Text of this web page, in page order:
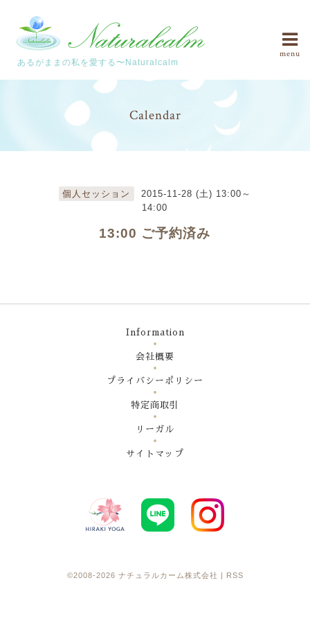
あるがままの私を愛する〜Naturalcalm
menu
Calendar
個人セッション
2015-11-28 (土) 13:00～
14:00
13:00 ご予約済み
Information
会社概要
プライバシーポリシー
特定商取引
リーガル
サイトマップ
©2008-2026 ナチュラルカーム株式会社 RSS